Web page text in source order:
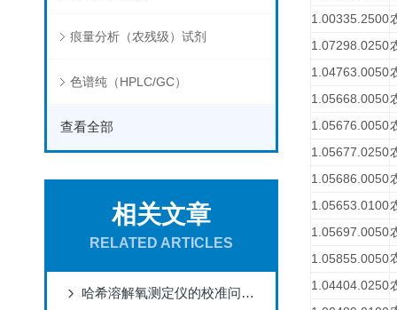
痕量分析（农残级）试剂
色谱纯（HPLC/GC）
查看全部
相关文章
RELATED ARTICLES
哈希溶解氧测定仪的校准问题分析
1.00335.2500
1.07298.0250
1.04763.0050
1.05668.0050
1.05676.0050
1.05677.0250
1.05686.0050
1.05653.0100
1.05697.0050
1.05855.0050
1.04404.0250